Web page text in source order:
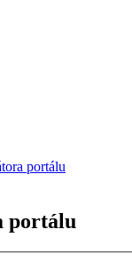
portálu
portálu